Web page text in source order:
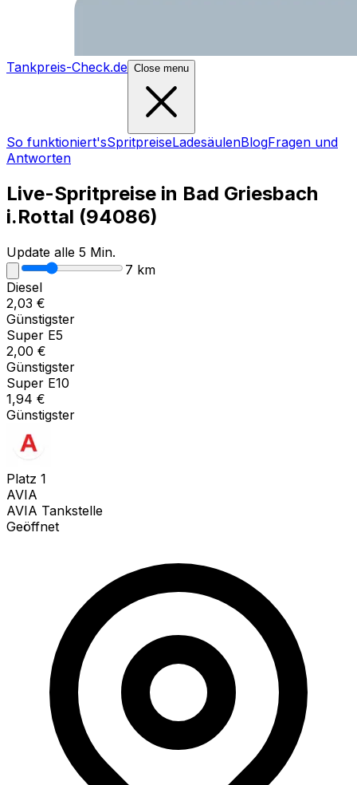
Tankpreis-Check.de Close menu
So funktioniert'sSpritpreiseLadesäulenBlogFragen und
Antworten
Live-Spritpreise in Bad Griesbach
i.Rottal (94086)
Update alle 5 Min.
7 km
Diesel
2,03 €
Günstigster
Super E5
2,00 €
Günstigster
Super E10
1,94 €
Günstigster
Platz 1
AVIA
AVIA Tankstelle
Geöffnet